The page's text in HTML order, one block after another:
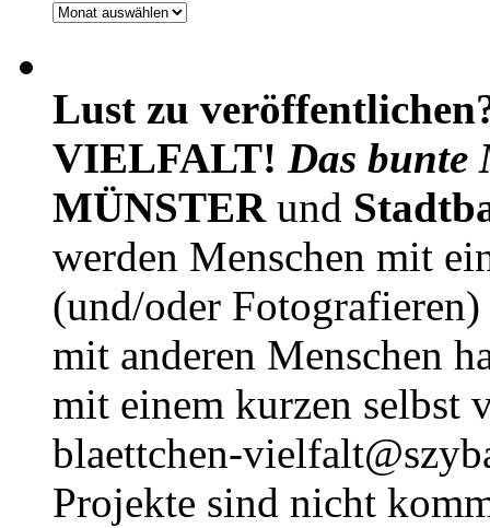
Archiv
Lust zu
VIELFALT! Das bunte
MÜNSTERund
werden Menschen mit
(und/oder
mit anderen Menschen
mit einem kurzen selbst
blaettchen-
Projekte sind nicht